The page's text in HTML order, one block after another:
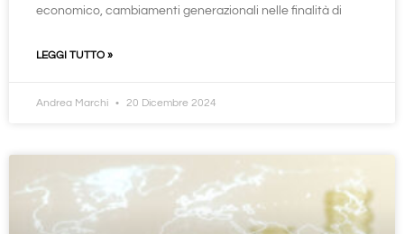
economico, cambiamenti generazionali nelle finalità di
LEGGI TUTTO »
Andrea Marchi 20 Dicembre 2024